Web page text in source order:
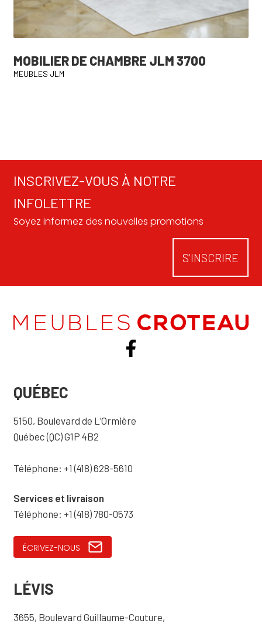
MOBILIER DE CHAMBRE JLM 3700
MEUBLES JLM
INSCRIVEZ-VOUS À NOTRE
INFOLETTRE
Soyez informez des nouvelles promotions
S'INSCRIRE
QUÉBEC
5150, Boulevard de L’Ormière
Québec (QC) G1P 4B2
Téléphone: +1 (418) 628-5610
Services et livraison
Téléphone: +1 (418) 780-0573
ÉCRIVEZ-NOUS
LÉVIS
3655, Boulevard Guillaume-Couture,